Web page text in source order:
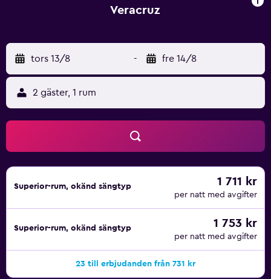
plats eller i närheten. Avgifter kan tillkomma.
Veracruz
tors 13/8 - fre 14/8
2 gäster, 1 rum
Superior-rum, okänd sängtyp 1 711 kr
per natt med avgifter
Superior-rum, okänd sängtyp 1 753 kr
per natt med avgifter
23 till erbjudanden från 731 kr